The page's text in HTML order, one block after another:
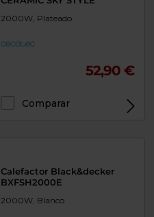
2000W, Plateado
52,90 €
Comparar
Calefactor Black&decker
BXFSH2000E
2000W, Blanco